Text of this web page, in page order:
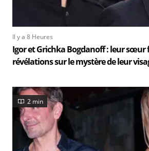
Il y a 8 Heures
Igor et Grichka Bogdanoff : leur sœur
révélations sur le mystère de leur
2 min